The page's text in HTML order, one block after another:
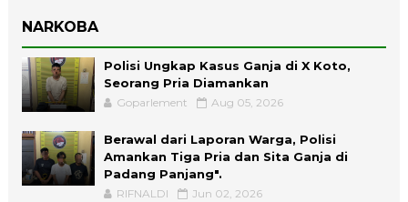
NARKOBA
Polisi Ungkap Kasus Ganja di X Koto,
Seorang Pria Diamankan
Goparlement Aug 05, 2026
Berawal dari Laporan Warga, Polisi
Amankan Tiga Pria dan Sita Ganja di
Padang Panjang".
RIFNALDI Jun 02, 2026